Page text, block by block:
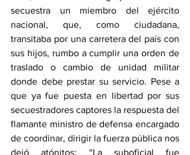
secuestra un miembro del ejército
nacional, que, como ciudadana,
transitaba por una carretera del país con
sus hijos, rumbo a cumplir una orden de
traslado o cambio de unidad militar
donde debe prestar su servicio. Pese a
que ya fue puesta en libertad por sus
secuestradores captores la respuesta del
flamante ministro de defensa encargado
de coordinar, dirigir la fuerza pública nos
dejó atónitos: “La suboficial fue